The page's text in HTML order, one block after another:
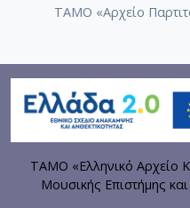
ΤΑΜΟ «Αρχείο
ΤΑΜΟ «Ελληνικό Αρχείο
Μουσικής Επιστήμης